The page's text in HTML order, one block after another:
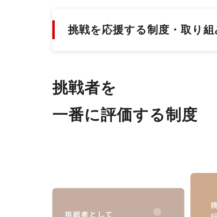
挑戦を応援する制度・取り組
挑戦者を
一番に評価する制度